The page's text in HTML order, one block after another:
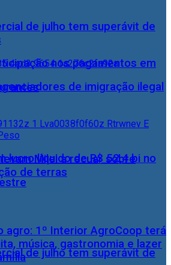
nos pagamentos em
lucro líquido de R$ 52,4 bi no
de julho tem superávit de
de julho tem superávit de
de imigração ilegal
Milei a recuar sobre
de terras
agro: 1º Interior AgroCoop terá
música, gastronomia e lazer